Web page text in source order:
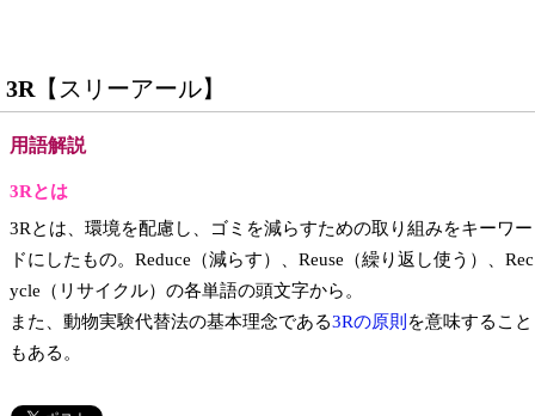
3R 【スリーアール】
用語解説
3Rとは
3Rとは、環境を配慮し、ゴミを減らすための取り組みをキーワー
ドにしたもの。Reduce（減らす）、Reuse（繰り返し使う）、Rec
ycle（リサイクル）の各単語の頭文字から。
また、動物実験代替法の基本理念である3Rの原則 を意味すること
もある。